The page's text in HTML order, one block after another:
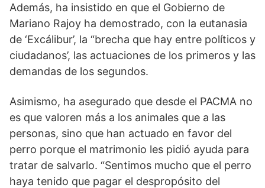
Además, ha insistido en que el Gobierno de
Mariano Rajoy ha demostrado, con la eutanasia
de ‘Excálibur’, la “brecha que hay entre políticos y
ciudadanos’, las actuaciones de los primeros y las
demandas de los segundos.
Asimismo, ha asegurado que desde el PACMA no
es que valoren más a los animales que a las
personas, sino que han actuado en favor del
perro porque el matrimonio les pidió ayuda para
tratar de salvarlo. “Sentimos mucho que el perro
haya tenido que pagar el despropósito del